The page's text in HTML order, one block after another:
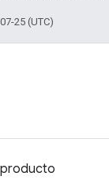
25 (UTC)